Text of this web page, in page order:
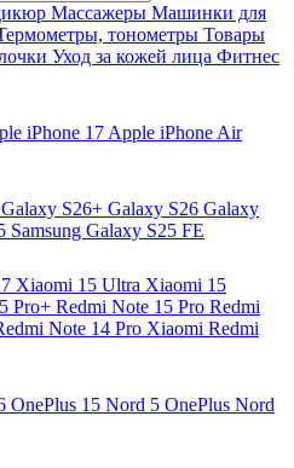
Массажеры Машинки для
тонометры Товары
Уход за кожей лица Фитнес
iPhone 17 Apple iPhone Air
Galaxy S26+ Galaxy S26 Galaxy
Samsung Galaxy S25 FE
Xiaomi 15 Ultra Xiaomi 15
Pro+ Redmi Note 15 Pro Redmi
Note 14 Pro Xiaomi Redmi
OnePlus 15 Nord 5 OnePlus Nord